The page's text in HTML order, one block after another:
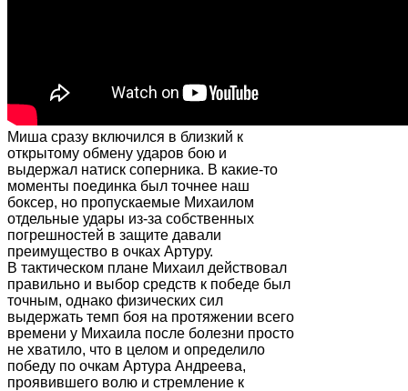
Миша сразу включился в близкий к
открытому обмену ударов бою и
выдержал натиск соперника. В какие-то
моменты поединка был точнее наш
боксер, но пропускаемые Михаилом
отдельные удары из-за собственных
погрешностей в защите давали
преимущество в очках Артуру.
В тактическом плане Михаил действовал
правильно и выбор средств к победе был
точным, однако физических сил
выдержать темп боя на протяжении всего
времени у Михаила после болезни просто
не хватило, что в целом и определило
победу по очкам Артура Андреева,
проявившего волю и стремление к